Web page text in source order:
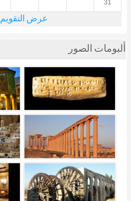
31
عرض التقويم
ألبومات الصور